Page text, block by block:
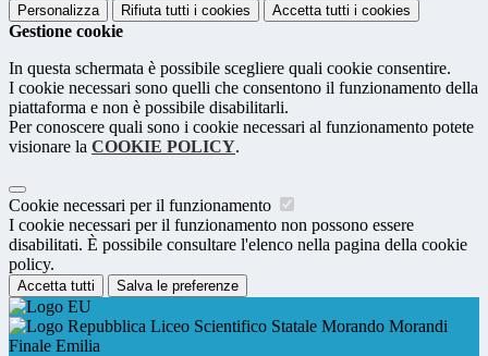
Personalizza Rifiuta tutti i cookies Accetta tutti i cookies
Gestione cookie
In questa schermata è possibile scegliere quali cookie consentire.
I cookie necessari sono quelli che consentono il funzionamento della
piattaforma e non è possibile disabilitarli.
Per conoscere quali sono i cookie necessari al funzionamento potete
visionare la COOKIE POLICY.
Cookie necessari per il funzionamento
I cookie necessari per il funzionamento non possono essere
disabilitati. È possibile consultare l'elenco nella pagina della cookie
policy.
Accetta tutti Salva le preferenze
Liceo Scientifico Statale Morando Morandi
Finale Emilia